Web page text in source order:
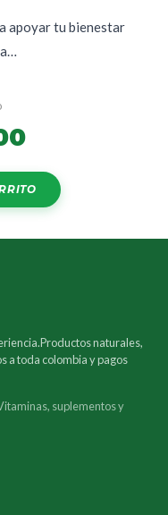
apoyar tu bienestar
naturales,
a toda colombia y pagos
suplementos y